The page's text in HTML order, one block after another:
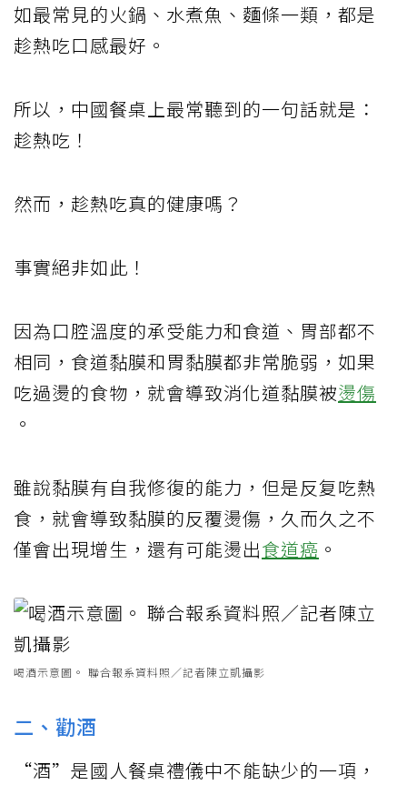
如最常見的火鍋、水煮魚、麵條一類，都是
趁熱吃口感最好。
所以，中國餐桌上最常聽到的一句話就是：
趁熱吃！
然而，趁熱吃真的健康嗎？
事實絕非如此！
因為口腔溫度的承受能力和食道、胃部都不
相同，食道黏膜和胃黏膜都非常脆弱，如果
吃過燙的食物，就會導致消化道黏膜被燙傷
。
雖說黏膜有自我修復的能力，但是反复吃熱
食，就會導致黏膜的反覆燙傷，久而久之不
僅會出現增生，還有可能燙出食道癌 。
喝酒示意圖。 聯合報系資料照／記者陳立凱攝影
二、勸酒
“酒”是國人餐桌禮儀中不能缺少的一項，